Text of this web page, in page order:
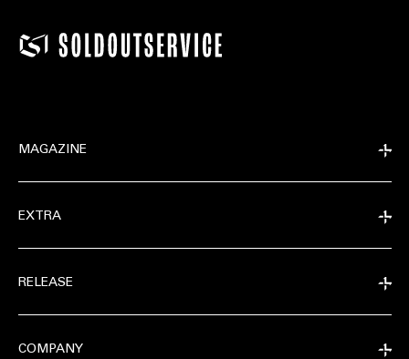
MAGAZINE
EXTRA
RELEASE
COMPANY